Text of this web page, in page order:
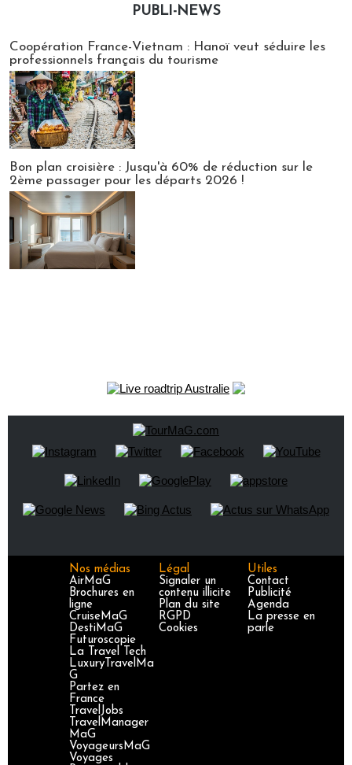
PUBLI-NEWS
Coopération France-Vietnam : Hanoï veut séduire les
professionnels français du tourisme
Bon plan croisière : Jusqu'à 60% de réduction sur le
2ème passager pour les départs 2026 !
Nos médias
AirMaG
Brochures en
ligne
CruiseMaG
DestiMaG
Futuroscopie
La Travel Tech
LuxuryTravelMa
G
Partez en
France
TravelJobs
TravelManager
MaG
VoyageursMaG
Voyages
Légal
Signaler un
contenu illicite
Plan du site
RGPD
Cookies
Utiles
Contact
Publicité
Agenda
La presse en
parle